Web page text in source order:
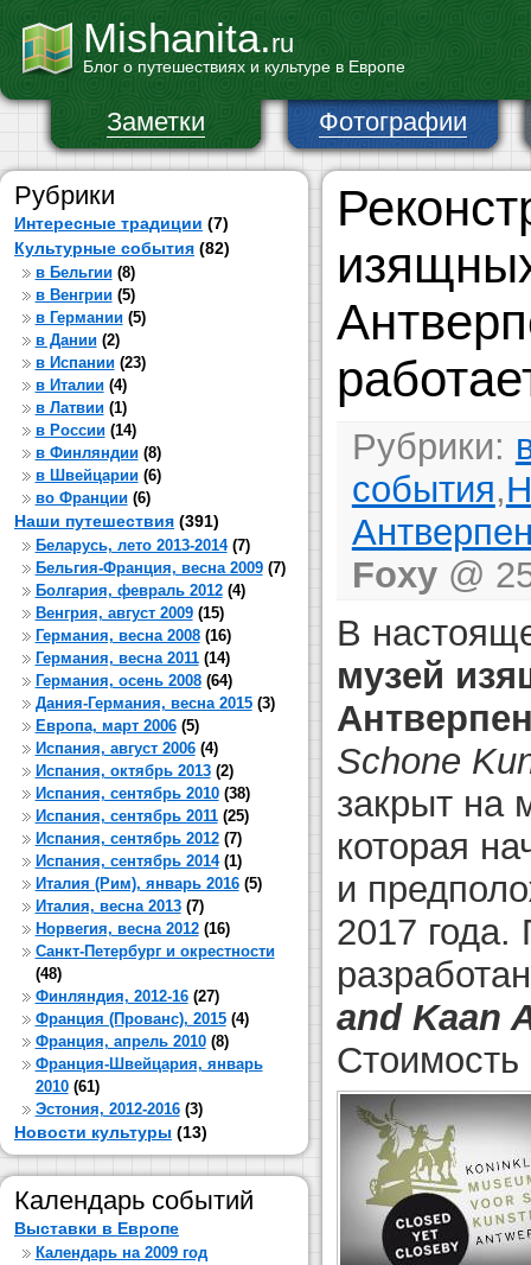
Mishanita.ru
Блог о путешествиях и культуре в Европе
Заметки Фотографии
Рубрики
Интересные традиции (7)
Культурные события (82)
в Бельгии(8)
в Венгрии(5)
в Германии(5)
в Дании(2)
в Испании(23)
в Италии(4)
в Латвии(1)
в России(14)
в Финляндии(8)
в Швейцарии(6)
во Франции(6)
Наши путешествия (391)
Беларусь, лето 2013-2014(7)
Бельгия-Франция, весна 2009(7)
Болгария, февраль 2012(4)
Венгрия, август 2009(15)
Германия, весна 2008(16)
Германия, весна 2011(14)
Германия, осень 2008(64)
Дания-Германия, весна 2015(3)
Европа, март 2006(5)
Испания, август 2006(4)
Испания, октябрь 2013(2)
Испания, сентябрь 2010(38)
Испания, сентябрь 2011(25)
Испания, сентябрь 2012(7)
Испания, сентябрь 2014(1)
Италия (Рим), январь 2016(5)
Италия, весна 2013(7)
Норвегия, весна 2012(16)
Санкт-Петербург и окрестности
(48)
Финляндия, 2012-16(27)
Франция (Прованс), 2015(4)
Франция, апрель 2010(8)
Франция-Швейцария, январь
2010(61)
Эстония, 2012-2016(3)
Новости культуры (13)
Календарь событий
Выставки в Европе
Календарь на 2009 год
Рубрики:
события,
Foxy@
В
музей
Schone
закрыт на
которая
и
2017 года.
and Kaan
Стоимость